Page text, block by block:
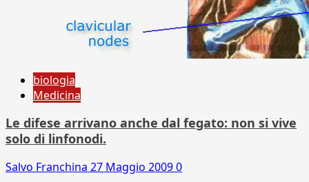
biologia
Medicina
Le difese arrivano anche dal fegato: non si vive
solo di linfonodi.
Salvo Franchina 27 Maggio 20090